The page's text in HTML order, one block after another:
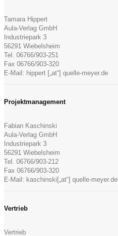
Tamara Hippert
Aula-Verlag GmbH
Industriepark 3
56291 Wiebelsheim
Tel. 06766/903-251
Fax 06766/903-320
E-Mail: hippert [„at“] quelle-meyer.de
Projektmanagement
Fabian Kaschinski
Aula-Verlag GmbH
Industriepark 3
56291 Wiebelsheim
Tel. 06766/903-212
Fax 06766/903-320
E-Mail: kaschinski[„at“] quelle-meyer.de
Vertrieb
Vertrieb